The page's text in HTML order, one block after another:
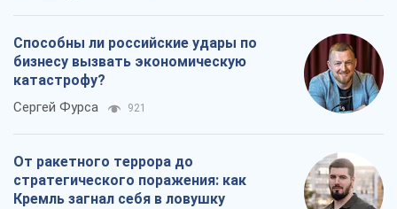
Способны ли российские удары по
бизнесу вызвать экономическую
катастрофу?
Сергей Фурса 921
От ракетного террора до
стратегического поражения: как
Кремль загнал себя в ловушку